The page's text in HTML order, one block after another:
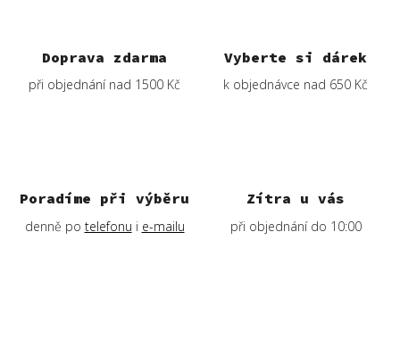
Doprava zdarma
při objednání nad 1500 Kč
Vyberte si dárek
k objednávce nad 650 Kč
Poradíme při výběru
denně po telefonu i e-mailu
Zítra u vás
při objednání do 10:00